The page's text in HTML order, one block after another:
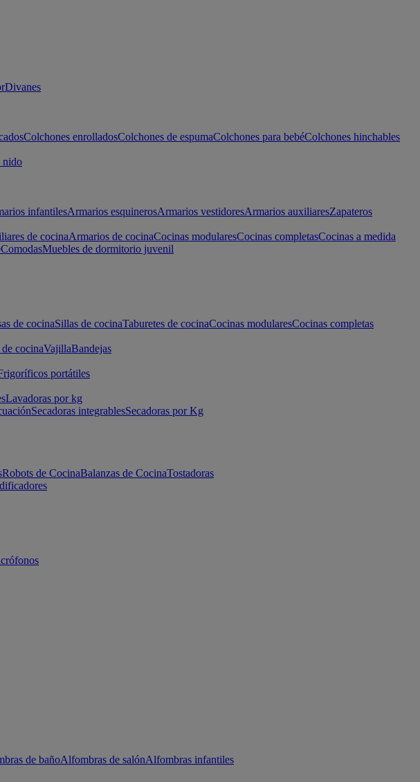
Divanes
Colchones enrolladosColchones de espumaColchones para bebéColchones hinchables
nido
infantilesArmarios esquinerosArmarios vestidoresArmarios auxiliaresZapateros
de cocinaArmarios de cocinaCocinas modularesCocinas completasCocinas a medida
ComodasMuebles de dormitorio juvenil
de cocinaSillas de cocinaTaburetes de cocinaCocinas modularesCocinas completas
cocinaVajillaBandejas
portátiles
Lavadoras por kg
Secadoras integrablesSecadoras por Kg
Robots de CocinaBalanzas de CocinaTostadoras
de bañoAlfombras de salónAlfombras infantiles